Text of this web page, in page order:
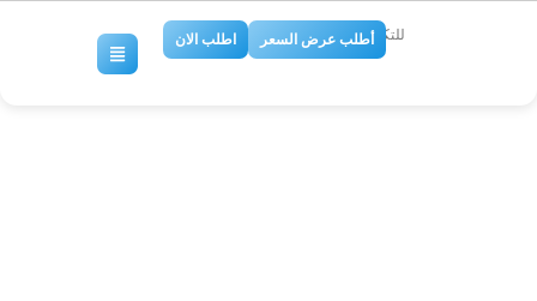
للتكييف والتبريد
أطلب عرض السعر اطلب الان